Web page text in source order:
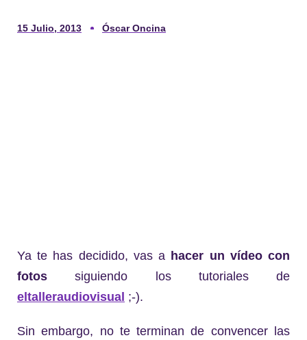
15 Julio, 2013 Óscar Oncina
Ya te has decidido, vas a hacer un vídeo con
fotos siguiendo los tutoriales de
eltalleraudiovisual ;-).
Sin embargo, no te terminan de convencer las